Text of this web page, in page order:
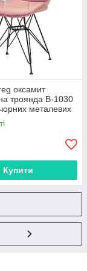
оксамит
троянда B-1030
металевих
Charles&Ray
Купити